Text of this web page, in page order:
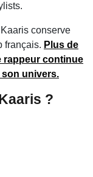
conserve
français. Plus de
rappeur continue
univers.
?